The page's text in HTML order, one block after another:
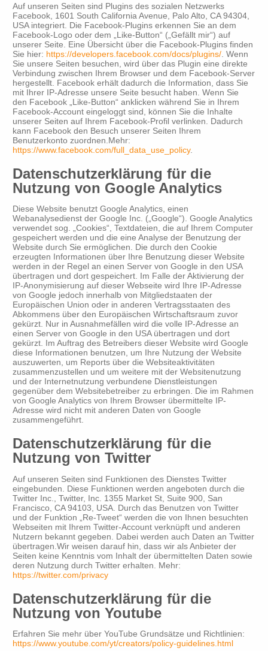
Auf unseren Seiten sind Plugins des sozialen Netzwerks
Facebook, 1601 South California Avenue, Palo Alto, CA 94304,
USA integriert. Die Facebook-Plugins erkennen Sie an dem
Facebook-Logo oder dem „Like-Button“ („Gefällt mir“) auf
unserer Seite. Eine Übersicht über die Facebook-Plugins finden
Sie hier: https://developers.facebook.com/docs/plugins/ . Wenn
Sie unsere Seiten besuchen, wird über das Plugin eine direkte
Verbindung zwischen Ihrem Browser und dem Facebook-Server
hergestellt. Facebook erhält dadurch die Information, dass Sie
mit Ihrer IP-Adresse unsere Seite besucht haben. Wenn Sie
den Facebook „Like-Button“ anklicken während Sie in Ihrem
Facebook-Account eingeloggt sind, können Sie die Inhalte
unserer Seiten auf Ihrem Facebook-Profil verlinken. Dadurch
kann Facebook den Besuch unserer Seiten Ihrem
Benutzerkonto zuordnen.Mehr:
https://www.facebook.com/full_data_use_policy.
Datenschutzerklärung für die
Nutzung von Google Analytics
Diese Website benutzt Google Analytics, einen
Webanalysedienst der Google Inc. („Google“). Google Analytics
verwendet sog. „Cookies“, Textdateien, die auf Ihrem Computer
gespeichert werden und die eine Analyse der Benutzung der
Website durch Sie ermöglichen. Die durch den Cookie
erzeugten Informationen über Ihre Benutzung dieser Website
werden in der Regel an einen Server von Google in den USA
übertragen und dort gespeichert. Im Falle der Aktivierung der
IP-Anonymisierung auf dieser Webseite wird Ihre IP-Adresse
von Google jedoch innerhalb von Mitgliedstaaten der
Europäischen Union oder in anderen Vertragsstaaten des
Abkommens über den Europäischen Wirtschaftsraum zuvor
gekürzt. Nur in Ausnahmefällen wird die volle IP-Adresse an
einen Server von Google in den USA übertragen und dort
gekürzt. Im Auftrag des Betreibers dieser Website wird Google
diese Informationen benutzen, um Ihre Nutzung der Website
auszuwerten, um Reports über die Websiteaktivitäten
zusammenzustellen und um weitere mit der Websitenutzung
und der Internetnutzung verbundene Dienstleistungen
gegenüber dem Websitebetreiber zu erbringen. Die im Rahmen
von Google Analytics von Ihrem Browser übermittelte IP-
Adresse wird nicht mit anderen Daten von Google
zusammengeführt.
Datenschutzerklärung für die
Nutzung von Twitter
Auf unseren Seiten sind Funktionen des Dienstes Twitter
eingebunden. Diese Funktionen werden angeboten durch die
Twitter Inc., Twitter, Inc. 1355 Market St, Suite 900, San
Francisco, CA 94103, USA. Durch das Benutzen von Twitter
und der Funktion „Re-Tweet“ werden die von Ihnen besuchten
Webseiten mit Ihrem Twitter-Account verknüpft und anderen
Nutzern bekannt gegeben. Dabei werden auch Daten an Twitter
übertragen.Wir weisen darauf hin, dass wir als Anbieter der
Seiten keine Kenntnis vom Inhalt der übermittelten Daten sowie
deren Nutzung durch Twitter erhalten. Mehr:
https://twitter.com/privacy
Datenschutzerklärung für die
Nutzung von Youtube
Erfahren Sie mehr über YouTube Grundsätze und Richtlinien:
https://www.youtube.com/yt/creators/policy-guidelines.html